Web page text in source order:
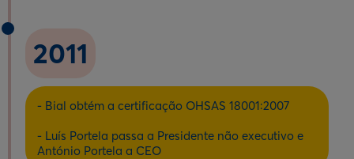
2011
- Bial obtém a certificação OHSAS 18001:2007
- Luís Portela passa a Presidente não executivo e
António Portela a CEO